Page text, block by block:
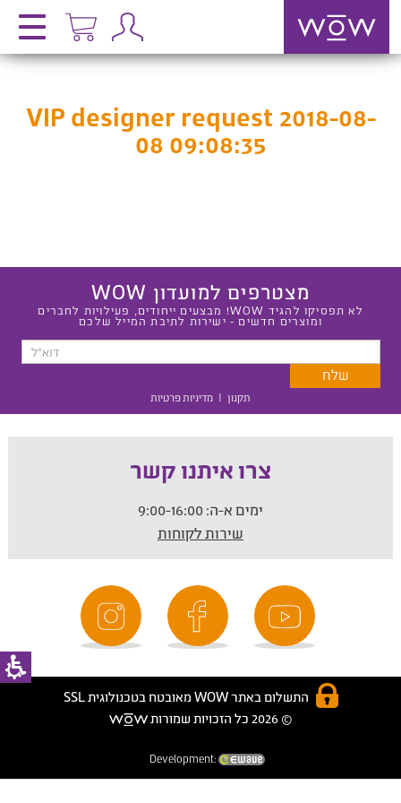
VIP designer request 2018-08-
08 09:08:35
מצטרפים למועדון WOW
לא תפסיקו להגיד WOW! מבצעים ייחודים, פעילויות לחברים
ומוצרים חדשים - ישירות לתיבת המייל שלכם
תקנון | מדיניות פרטיות
צרו איתנו קשר
ימים א-ה:
שירות לקוחות
התשלום באתר WOW מאובטח בטכנולוגית SSL
© 2026 כל הזכויות שמורות
Development: